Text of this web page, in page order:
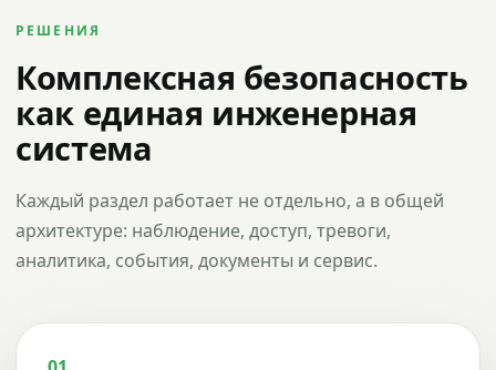
РЕШЕНИЯ
Комплексная безопасность
как единая инженерная
система
Каждый раздел работает не отдельно, а в общей
архитектуре: наблюдение, доступ, тревоги,
аналитика, события, документы и сервис.